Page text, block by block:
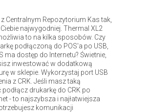
z Centralnym Repozytorium Kas tak,
najwygodniej. Thermal XL2
to na kilka sposobów. Czy
podłączoną do POS'a po USB,
ma dostęp do Internetu? Świetnie,
inwestować w dodatkową
w sklepie. Wykorzystaj port USB
z CRK. Jeśli masz taką
drukarkę do CRK po
- to najszybsza i najłatwiejsza
komunikacji